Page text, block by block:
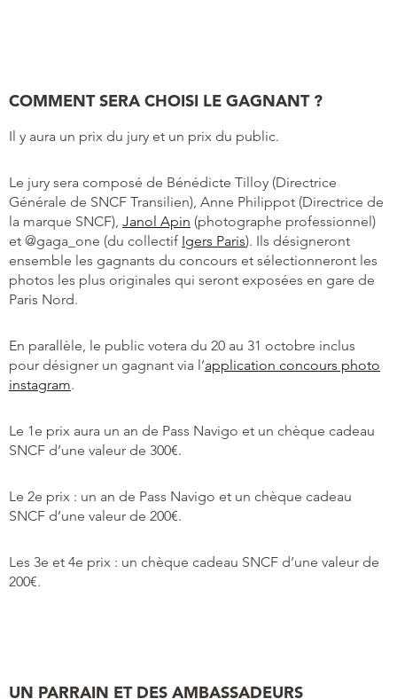
COMMENT SERA CHOISI LE GAGNANT ?
Il y aura un prix du jury et un prix du public.
Le jury sera composé de Bénédicte Tilloy (Directrice
Générale de SNCF Transilien), Anne Philippot (Directrice de
la marque SNCF), Janol Apin (photographe professionnel)
et @gaga_one (du collectif Igers Paris). Ils désigneront
ensemble les gagnants du concours et sélectionneront les
photos les plus originales qui seront exposées en gare de
Paris Nord.
En parallèle, le public votera du 20 au 31 octobre inclus
pour désigner un gagnant via l’application concours photo
instagram.
Le 1e prix aura un an de Pass Navigo et un chèque cadeau
SNCF d’une valeur de 300€.
Le 2e prix : un an de Pass Navigo et un chèque cadeau
SNCF d’une valeur de 200€.
Les 3e et 4e prix : un chèque cadeau SNCF d’une valeur de
200€.
UN PARRAIN ET DES AMBASSADEURS